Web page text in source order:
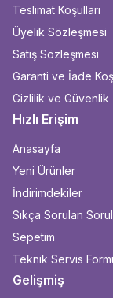
Teslimat Koşulları
Üyelik Sözleşmesi
Satış Sözleşmesi
Garanti ve İade
Gizlilik ve Güvenlik
Hızlı Erişim
Anasayfa
Yeni Ürünler
İndirimdekiler
Sıkça Sorulan
Sepetim
Teknik Servis
Gelişmiş